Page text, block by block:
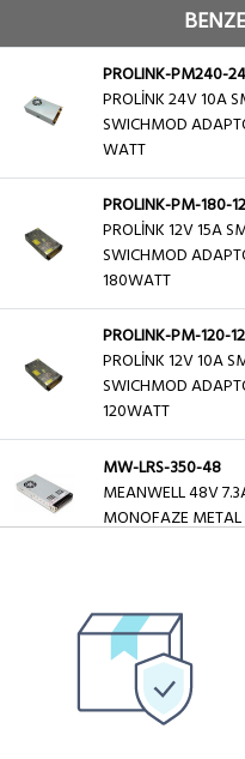
PROLINK-PM240-24
PROLİNK 24V 10A
SWICHMOD
WATT
PROLINK-PM-180-12
PROLİNK 12V 15A
SWICHMOD
180WATT
PROLINK-PM-120-12
PROLİNK 12V 10A
SWICHMOD
120WATT
MW-LRS-350-48
MEANWELL 48V
MONOFAZE
KASA ADAPTÖR
MW-LRS-350-24
MEANWELL 24V